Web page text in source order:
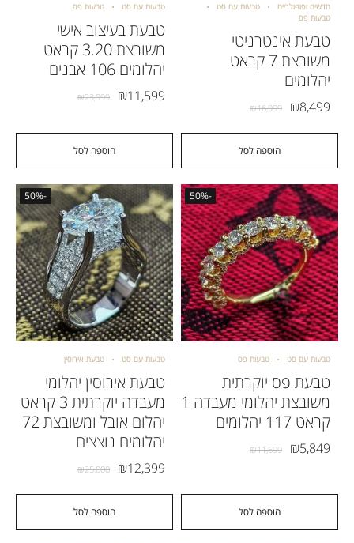
הוספה לסל
חדשים ופופולריים
טבעות עם סט
טבעות פס
טבעת אינטרניטי
משובצת 7 קראט
יהלומים
₪16,999 ₪8,499
הוספה לסל
טבעות עם סט טבעות פס
טבעת בעיצוב אישי
משובצת 3.20 קראט
יהלומים 106 אבנים
₪23,999 ₪11,599
-50%
הוספה לסל
טבעות עם סט טבעות פס
טבעת פס יוקרתית
משובצת יהלומי מעבדה 1
קראט 117 יהלומים
₪11,699 ₪5,849
-50%
הוספה לסל
טבעות עם סט טבעת אירוסין
טבעת אירוסין יהלומי
מעבדה יוקרתית 3 קראט
יהלום אובל ומשובצת 72
יהלומים נוצצים
₪25,000 ₪12,399